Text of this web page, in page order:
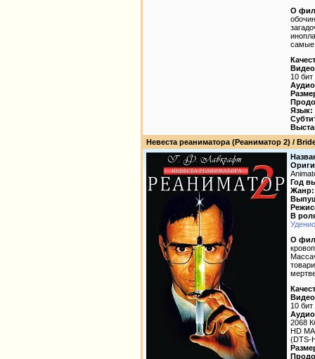
О
самые
10 бит
Язык:
Невеста реаниматора (Реаниматор 2) /
Год
Жанр:
В
Уденио
О
10 бит
2068
HD
(DTS-